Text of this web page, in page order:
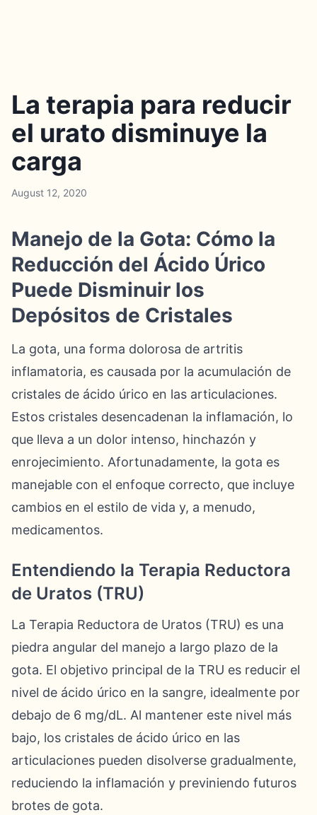
La terapia para reducir
el urato disminuye la
carga
August 12, 2020
Manejo de la Gota: Cómo la
Reducción del Ácido Úrico
Puede Disminuir los
Depósitos de Cristales
La gota, una forma dolorosa de artritis
inflamatoria, es causada por la acumulación de
cristales de ácido úrico en las articulaciones.
Estos cristales desencadenan la inflamación, lo
que lleva a un dolor intenso, hinchazón y
enrojecimiento. Afortunadamente, la gota es
manejable con el enfoque correcto, que incluye
cambios en el estilo de vida y, a menudo,
medicamentos.
Entendiendo la Terapia Reductora
de Uratos (TRU)
La Terapia Reductora de Uratos (TRU) es una
piedra angular del manejo a largo plazo de la
gota. El objetivo principal de la TRU es reducir el
nivel de ácido úrico en la sangre, idealmente por
debajo de 6 mg/dL. Al mantener este nivel más
bajo, los cristales de ácido úrico en las
articulaciones pueden disolverse gradualmente,
reduciendo la inflamación y previniendo futuros
brotes de gota.